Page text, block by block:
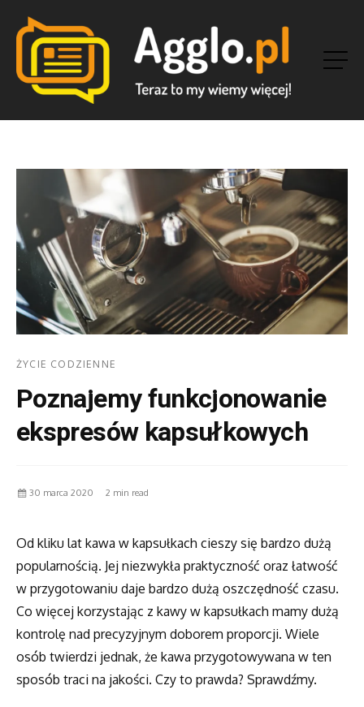
ŻYCIE CODZIENNE
Poznajemy funkcjonowanie
ekspresów kapsułkowych
30 marca 2020 2 min read
Od kliku lat kawa w kapsułkach cieszy się bardzo dużą
popularnością. Jej niezwykła praktyczność oraz łatwość
w przygotowaniu daje bardzo dużą oszczędność czasu.
Co więcej korzystając z kawy w kapsułkach mamy dużą
kontrolę nad precyzyjnym doborem proporcji. Wiele
osób twierdzi jednak, że kawa przygotowywana w ten
sposób traci na jakości. Czy to prawda? Sprawdźmy.